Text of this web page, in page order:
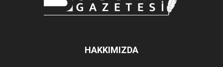
HAKKIMIZDA